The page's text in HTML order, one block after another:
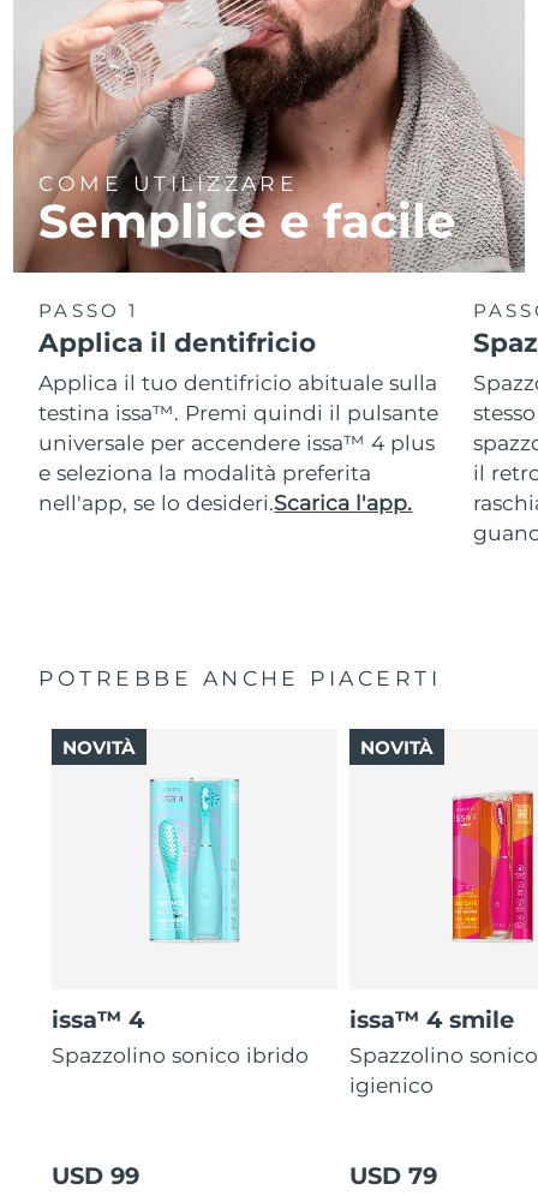
COME UTILIZZARE
Semplice e facile
PASSO 1
Applica il dentifricio
Applica il tuo dentifricio abituale sulla
testina issa™. Premi quindi il pulsante
universale per accendere issa™ 4 plus
e seleziona la modalità preferita
nell'app, se lo desideri.Scarica l'app.
il
POTREBBE ANCHE PIACERTI
issa™ 4
Spazzolino sonico ibrido
USD 99
NOVITÀ
issa™ 4 smile
Spazzolino
igienico
USD 79
NOVITÀ